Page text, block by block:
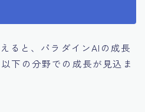
ると、パラダインAIの成長
下の分野での成長が見込ま